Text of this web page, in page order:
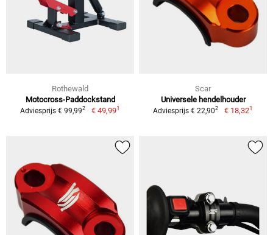
Rothewald
Motocross-Paddockstand
Adviesprijs € 99,992 € 49,991
Scar
Universele hendelhouder
Adviesprijs € 22,902 € 18,321